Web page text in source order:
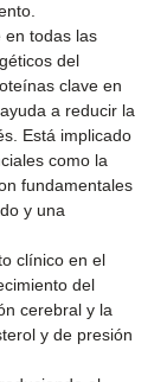
en todas las
del
clave en
a reducir la
Está implicado
como la
fundamentales
y una
clínico en el
del
cerebral y la
y de presión